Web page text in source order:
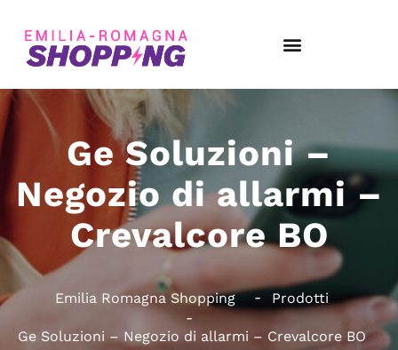
Ge Soluzioni –
Negozio di allarmi –
Crevalcore BO
Emilia Romagna Shopping Prodotti
Ge Soluzioni – Negozio di allarmi – Crevalcore BO